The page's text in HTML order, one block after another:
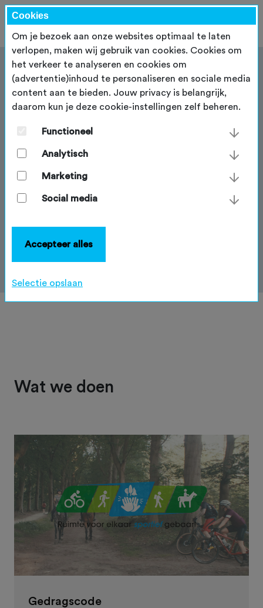
Gedrag van mountainbikers
Het merendeel van de mountainbikers fietst met oog
voor de omgeving. Maar drukte op fietspaden,
stereotypering en negatieve beeldvorming geven een
verkeerd beeld. Daarom zet de NTFU zich in voor
positief en veilig gedrag en maken we ons hard voor
Wat we doen
Gedragscode
Cookies
Om je bezoek aan onze websites optimaal te laten
verlopen, maken wij gebruik van cookies. Cookies om
het verkeer te analyseren en cookies om
(advertentie)inhoud te personaliseren en sociale media
content aan te bieden. Jouw privacy is belangrijk,
daarom kun je deze cookie-instellingen zelf beheren.
Functioneel
Analytisch
Marketing
Social media
Accepteer alles
Selectie opslaan